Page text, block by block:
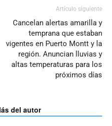
Artículo siguiente
Cancelan alertas amarilla y
temprana que estaban
vigentes en Puerto Montt y la
región. Anuncian lluvias y
altas temperaturas para los
próximos días
del autor